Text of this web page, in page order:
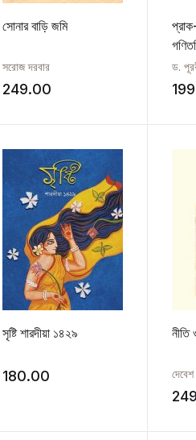
সোনার বাড়ি জমি
সরোজ দরবার
249.00
ড.
সৃষ্টি শারদীয়া ১৪২৯
180.00
নীতি
দেবেশ